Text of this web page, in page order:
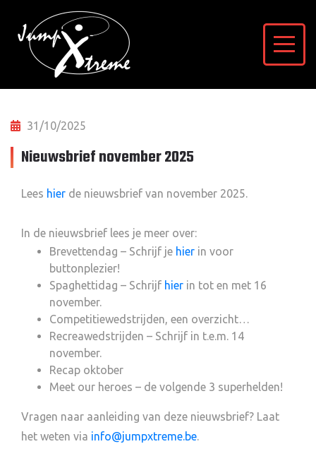
31/10/2025
Nieuwsbrief november 2025
Lees hier de nieuwsbrief van november 2025.
In de nieuwsbrief lees je meer over:
Brevettendag – Schrijf je hier in voor
buttonplezier!
Spaghettidag – Schrijf hier in tot en met 16
november.
Competitiewedstrijden, een overzicht…
Recreawedstrijden – Schrijf in t.e.m. 14
november.
Recap oktober
Meet our heroes – de volgende 3 superhelden!
Vragen naar aanleiding van deze nieuwsbrief? Laat
het weten via info@jumpxtreme.be.